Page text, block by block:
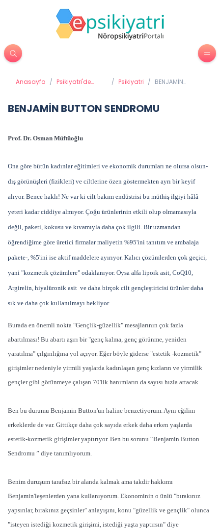
Anasayfa / Psikiyatri'de
/ Psikiyatri / BENJAMİN
BENJAMİN BUTTON SENDROMU
Prof. Dr. Osman Müftüoğlu
Ona göre bütün kadınlar eğitimleri ve ekonomik durumları ne olursa olsun-
dış görünüşleri (fizikleri) ve ciltlerine özen göstermekten ayrı bir keyif
alıyor. Bence haklı! Ne var ki cilt bakım endüstrisi bu müthiş ilgiyi hâlâ
yeteri kadar ciddiye almıyor. Çoğu ürünlerinin etkili olup olmamasıyla
değil, paketi, kokusu ve kıvamıyla daha çok ilgili. Bir uzmandan
öğrendiğime göre üretici firmalar maliyetin %95'ini tanıtım ve ambalaja
pakete-, %5'ini ise aktif maddelere ayırıyor. Kalıcı çözümlerden çok geçici,
yani "kozmetik çözümlere" odaklanıyor. Oysa alfa lipoik asit, CoQ10,
Argirelin, hiyalüronik asit ve daha birçok cilt gençleştiricisi ürünler daha
sık ve daha çok kullanılmayı bekliyor.
Burada en önemli nokta "Gençlik-güzellik" mesajlarının çok fazla
abartılması! Bu abartı aşırı bir "genç kalma, genç görünme, yeniden
yaratılma" çılgınlığına yol açıyor. Eğer böyle giderse "estetik -kozmetik"
girişimler nedeniyle yirmili yaşlarda kadınlaşan genç kızların ve yirmilik
gençler gibi görünmeye çalışan 70'lik hanımların da sayısı hızla artacak.
Ben bu durumu Benjamin Button'un haline benzetiyorum. Aynı eğilim
erkeklerde de var. Gittikçe daha çok sayıda erkek daha erken yaşlarda
estetik-kozmetik girişimler yaptırıyor. Ben bu sorunu “Benjamin Button
Sendromu ” diye tanımlıyorum.
Benim duruşum tarafsız bir alanda kalmak ama takdir hakkımı
Benjamin'leşenlerden yana kullanıyorum. Ekonominin o ünlü "bırakınız
yapsınlar, bırakınız geçsinler" anlayışını, konu "güzellik ve gençlik" olunca
"isteyen istediği kozmetik girişimi, istediği yaşta yaptırsın" diye